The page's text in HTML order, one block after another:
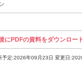
にPDFの資料をダウンロー
予定:2026年09月23日 変更日